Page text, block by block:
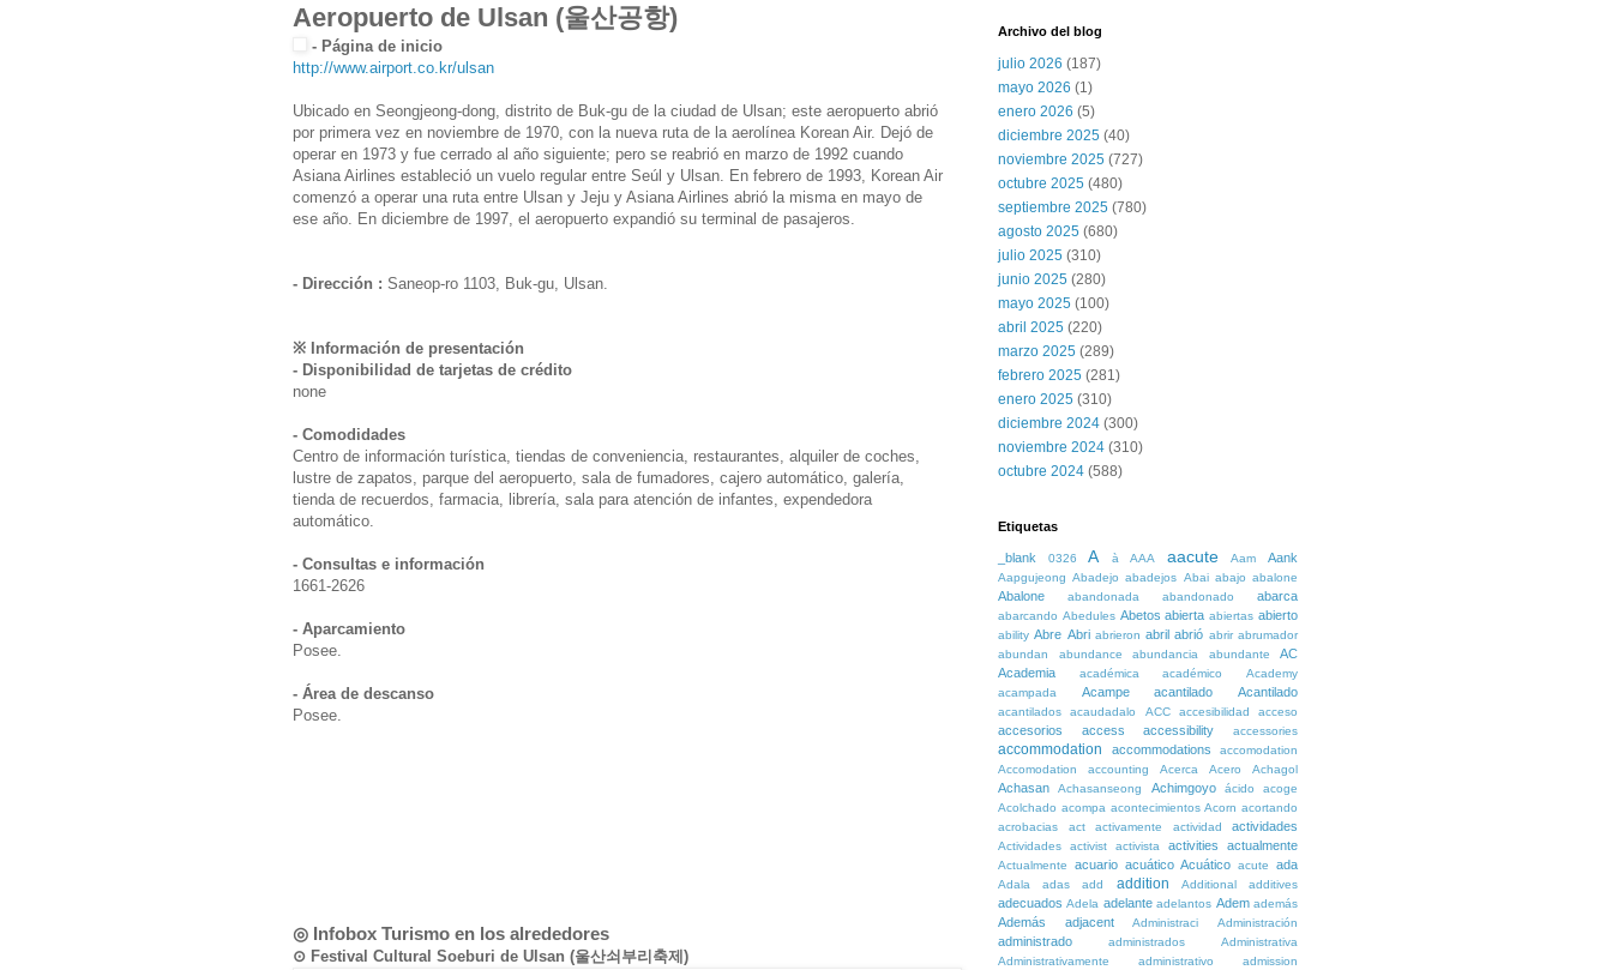
Aeropuerto de Ulsan (울산공항)
- Página de inicio
http://www.airport.co.kr/ulsan
Ubicado en Seongjeong-dong, distrito de Buk-gu de la ciudad de Ulsan; este aeropuerto abrió
por primera vez en noviembre de 1970, con la nueva ruta de la aerolínea Korean Air. Dejó de
operar en 1973 y fue cerrado al año siguiente; pero se reabrió en marzo de 1992 cuando
Asiana Airlines estableció un vuelo regular entre Seúl y Ulsan. En febrero de 1993, Korean Air
comenzó a operar una ruta entre Ulsan y Jeju y Asiana Airlines abrió la misma en mayo de
ese año. En diciembre de 1997, el aeropuerto expandió su terminal de pasajeros.
- Dirección : Saneop-ro 1103, Buk-gu, Ulsan.
※ Información de presentación
- Disponibilidad de tarjetas de crédito
none
- Comodidades
Centro de información turística, tiendas de conveniencia, restaurantes, alquiler de coches,
lustre de zapatos, parque del aeropuerto, sala de fumadores, cajero automático, galería,
tienda de recuerdos, farmacia, librería, sala para atención de infantes, expendedora
automático.
- Consultas e información
1661-2626
- Aparcamiento
Posee.
- Área de descanso
Posee.
◎ Infobox Turismo en los alrededores
⊙ Festival Cultural Soeburi de Ulsan (울산쇠부리축제)
Archivo del blog
julio 2026 (187)
mayo 2026 (1)
enero 2026 (5)
diciembre 2025 (40)
noviembre 2025 (727)
octubre 2025 (480)
septiembre 2025 (780)
agosto 2025 (680)
julio 2025 (310)
junio 2025 (280)
mayo 2025 (100)
abril 2025 (220)
marzo 2025 (289)
febrero 2025 (281)
enero 2025 (310)
diciembre 2024 (300)
noviembre 2024 (310)
octubre 2024 (588)
Etiquetas
_blank 0326 A à AAA aacute Aam Aank
Aapgujeong Abadejo abadejos Abai abajo abalone
Abalone abandonada abandonado abarca
abarcando Abedules Abetos abierta abiertas abierto
ability Abre Abri abrieron abril abrió abrir abrumador
abundan
abundance abundancia abundante
AC
Academia
académica académico
Academy
acampada
Acampe acantilado Acantilado
acantilados acaudadalo ACC accesibilidad acceso
accesorios access accessibility accessories
accommodation accommodations
accomodation
Accomodation
accounting Acerca Acero Achagol
Achasan Achasanseong Achimgoyo ácido
acoge
Acolchado acompa acontecimientos Acorn acortando
acrobacias
act activamente actividad actividades
Actividades activist activista activities actualmente
Actualmente acuario acuático Acuático acute ada
Adala adas add addition Additional additives
adecuados Adela adelante adelantos Adem además
Además adjacent Administraci Administración
administrado administrados
Administrativa
Administrativamente
administrativo
admission